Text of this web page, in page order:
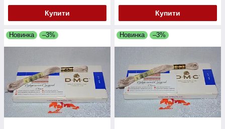
Купити Купити
Новинка –3% Новинка –3%